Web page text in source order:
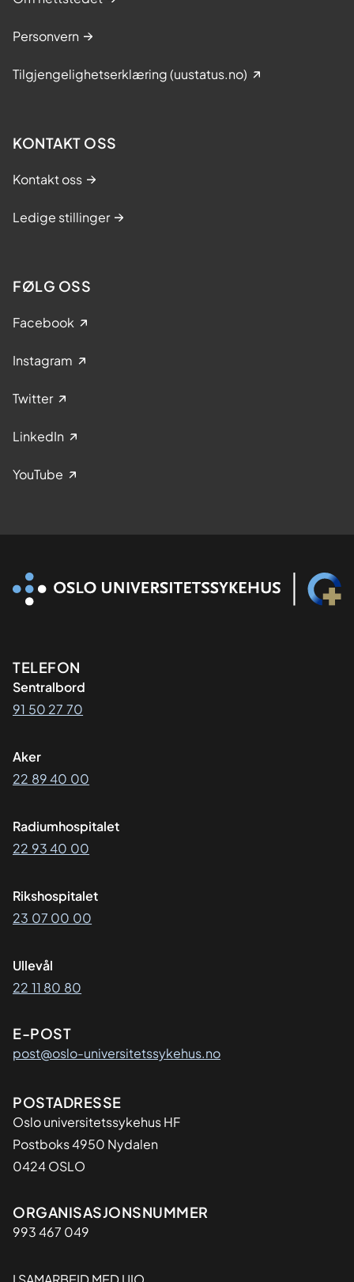
Personvern
Tilgjengelighetserklæring (uustatus.no)
KONTAKT OSS
Kontakt oss
Ledige stillinger
FØLG OSS
Facebook
Instagram
Twitter
LinkedIn
YouTube
Kontaktinformasjon
TELEFON
Sentralbord
91 50 27 70
Aker
22 89 40 00
Radiumhospitalet
22 93 40 00
Rikshospitalet
23 07 00 00
Ullevål
22 11 80 80
E-POST
post@oslo-universitetssykehus.no
Adresse
POSTADRESSE
Oslo universitetssykehus HF
Postboks 4950 Nydalen
0424 OSLO
Organisasjon
ORGANISASJONSNUMMER
993 467 049